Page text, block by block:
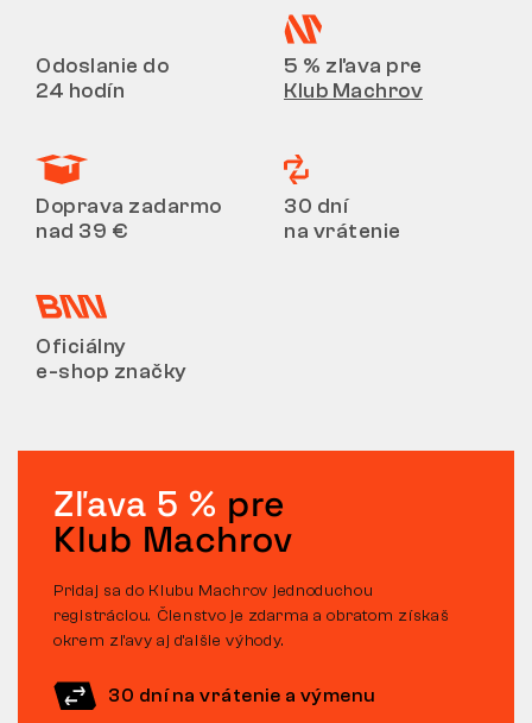
Odoslanie do
24 hodín
5 % zľava pre
Klub Machrov
Doprava zadarmo
nad 39 €
30 dní
na vrátenie
Oficiálny
e-shop značky
Zľava 5 % pre
Klub Machrov
Pridaj sa do Klubu Machrov jednoduchou
registráciou. Členstvo je zdarma a obratom získaš
okrem zľavy aj ďalšie výhody.
30 dní na vrátenie a výmenu